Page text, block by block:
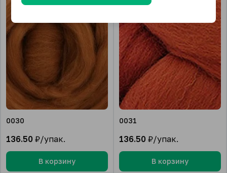
0030
136.50 ₽/упак.
В корзину
0031
136.50 ₽/упак.
В корзину